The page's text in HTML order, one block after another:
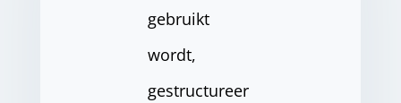
gebruikt
wordt,
gestructureer